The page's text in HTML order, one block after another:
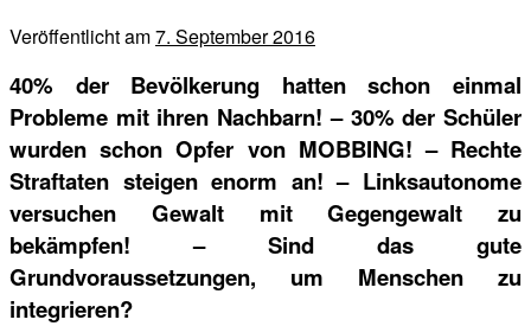
Veröffentlicht am7. September 2016
40% der Bevölkerung hatten schon einmal
Probleme mit ihren Nachbarn! – 30% der Schüler
wurden schon Opfer von MOBBING! – Rechte
Straftaten steigen enorm an! – Linksautonome
versuchen Gewalt mit Gegengewalt zu
bekämpfen! – Sind das gute
Grundvoraussetzungen, um Menschen zu
integrieren?